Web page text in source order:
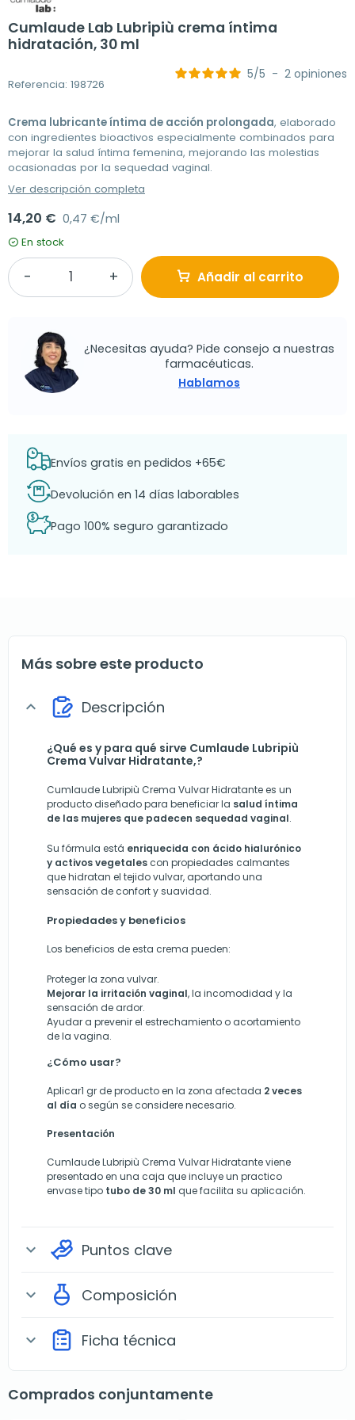
Cumlaude Lab Lubripiù crema íntima
hidratación, 30 ml
Referencia: 198726
5/5 - 2 opiniones
Crema lubricante íntima de acción prolongada, elaborado
con ingredientes bioactivos especialmente combinados para
mejorar la salud íntima femenina, mejorando las molestias
ocasionadas por la sequedad vaginal.
Ver descripción completa
14,20 € 0,47 €/ml
En stock
Añadir al carrito
¿Necesitas ayuda? Pide consejo a nuestras
farmacéuticas.
Hablamos
Envíos gratis en pedidos +65€
Devolución en 14 días laborables
Pago 100% seguro garantizado
Más sobre este producto
expand_more Descripción
¿Qué es y para qué sirve Cumlaude Lubripiù
Crema Vulvar Hidratante,?
Cumlaude Lubripiù Crema Vulvar Hidratante es un
producto diseñado para beneficiar la salud íntima
de las mujeres que padecen sequedad vaginal.
Su fórmula está enriquecida con ácido hialurónico
y activos vegetales con propiedades calmantes
que hidratan el tejido vulvar, aportando una
sensación de confort y suavidad.
Propiedades y beneficios
Los beneficios de esta crema pueden:
Proteger la zona vulvar.
Mejorar la irritación vaginal, la incomodidad y la
sensación de ardor.
Ayudar a prevenir el estrechamiento o acortamiento
de la vagina.
¿Cómo usar?
Aplicar1 gr de producto en la zona afectada 2 veces
al día o según se considere necesario.
Presentación
Cumlaude Lubripiù Crema Vulvar Hidratante viene
presentado en una caja que incluye un practico
envase tipo tubo de 30 ml que facilita su aplicación.
expand_more Puntos clave
expand_more Composición
expand_more Ficha técnica
Comprados conjuntamente